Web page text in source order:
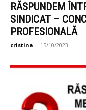
RĂSPUNDEM
SINDICAT –
PROFESIONALĂ
cristina - 15/10/2023